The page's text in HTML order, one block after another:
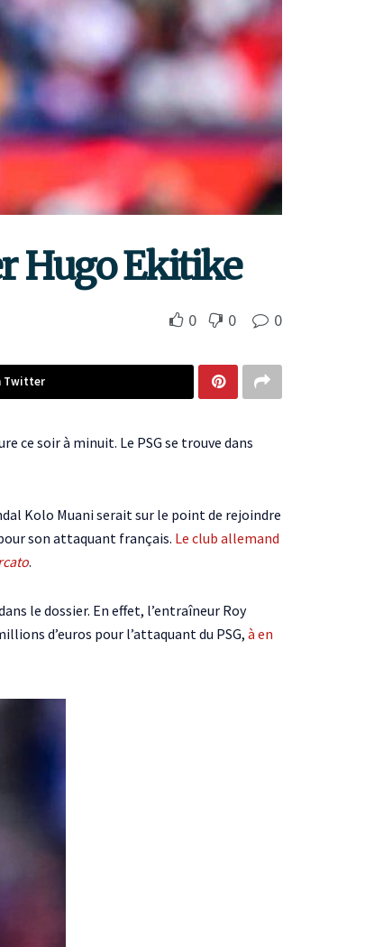
Hugo Ekitike
0 0 0
Twitter
ce soir à minuit. Le PSG se trouve dans
Kolo Muani serait sur le point de rejoindre
son attaquant français. Le club allemand
.
le dossier. En effet, l’entraîneur Roy
d’euros pour l’attaquant du PSG, à en